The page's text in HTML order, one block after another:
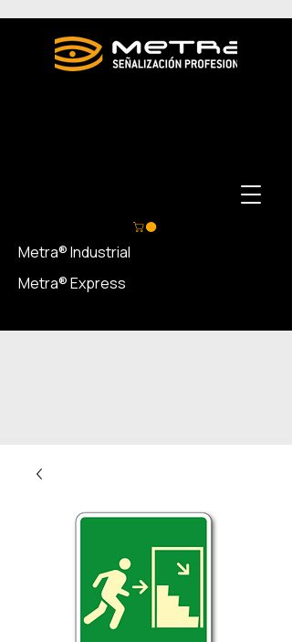
Metra® Industrial
Metra® Express